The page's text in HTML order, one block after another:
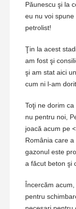
Păunescu şi la
eu nu voi
petrolist!
Ţin la acest
am fost şi
şi am stat aici
cum ni l-am
Toţi ne dorim
nu pentru noi,
joacă acum pe
România care
gazonul este
a făcut beton şi
Încercăm
pentru